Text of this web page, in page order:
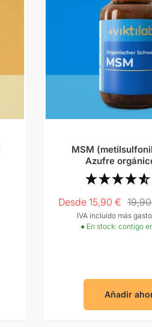
MSM
Azufre
Precio
Oferta
Desde 15,90 €
IVA incluido más
● En stock: contigo
Añadir